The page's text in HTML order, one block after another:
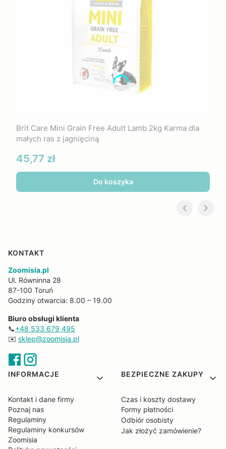
Brit Care Mini Grain Free Adult Lamb 2kg Karma dla
małych ras z jagnięciną
Cena
45,77 zł
Do koszyka
KONTAKT
Zoomisia.pl
Ul. Równinna 28
87-100 Toruń
Godziny otwarcia: 8.00 – 19.00
Biuro obsługi klienta
📞+48 533 679 495
✉️ sklep@zoomisia.pl
Linki w stopce
INFORMACJE
Kontakt i dane firmy
Poznaj nas
Regulaminy
Regulaminy konkursów
Zoomisia
BEZPIECZNE ZAKUPY
Czas i koszty dostawy
Formy płatności
Odbiór osobisty
Jak złożyć zamówienie?